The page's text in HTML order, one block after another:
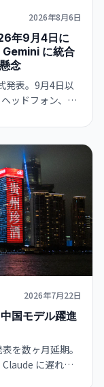
2026年8月6日
年9月4日に
に統合
念
発表。9月4日以
ッドフォン、
信頼性の懸念が
2026年7月22日
国モデル躍進
を数ヶ月延期。
に遅れを